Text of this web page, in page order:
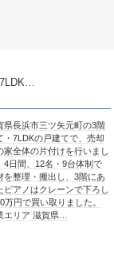
元町の3階
てで、売却
を行いまし
9台体制で
、3階にあ
ンで下ろし
りました。
…